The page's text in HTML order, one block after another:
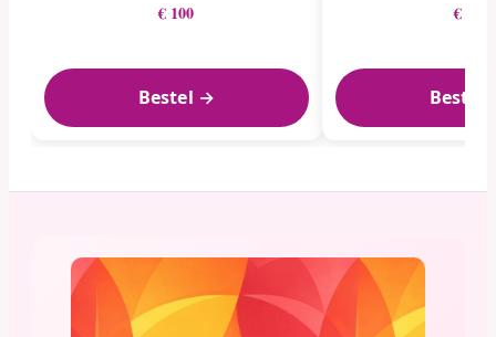
€ 100
Bestel →
€ 22
Bestel